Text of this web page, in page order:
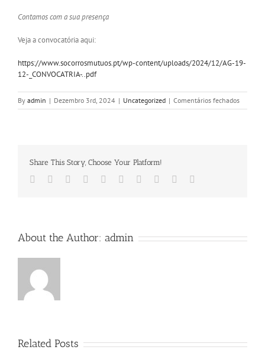
Contamos com a sua presença
Veja a convocatória aqui:
https://www.socorrosmutuos.pt/wp-content/uploads/2024/12/AG-19-
12-_CONVOCATRIA-..pdf
By admin | Dezembro 3rd, 2024 | Uncategorized | Comentários fechadosem
Share This Story, Choose Your Platform!
Facebook
TwitterLinkedIn
Reddit WhatsappGoogle+
TumblrPinterest
About the Author: admin
Related Posts